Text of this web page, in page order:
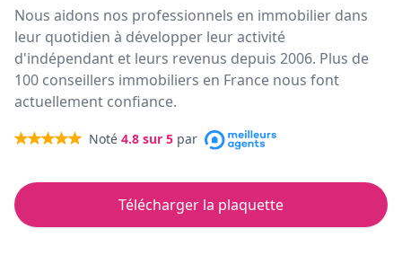
Nous aidons nos professionnels en immobilier dans
leur quotidien à développer leur activité
d'indépendant et leurs revenus depuis 2006. Plus de
100 conseillers immobiliers en France nous font
actuellement confiance.
Noté 4.8 sur 5 par
Télécharger la plaquette